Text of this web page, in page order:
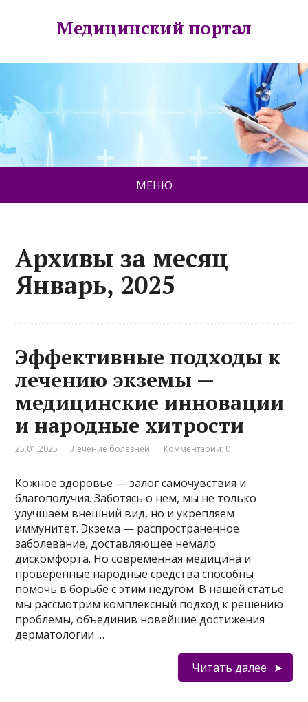
Медицинский портал
МЕНЮ
Архивы за месяц
Январь, 2025
Эффективные подходы к
лечению экземы —
медицинские инновации
и народные хитрости
25.01.2025 Лечение болезней Комментарии: 0
Кожное здоровье — залог самочувствия и
благополучия. Заботясь о нем, мы не только
улучшаем внешний вид, но и укрепляем
иммунитет. Экзема — распространенное
заболевание, доставляющее немало
дискомфорта. Но современная медицина и
проверенные народные средства способны
помочь в борьбе с этим недугом. В нашей статье
мы рассмотрим комплексный подход к решению
проблемы, объединив новейшие достижения
дерматологии …
Читать далее